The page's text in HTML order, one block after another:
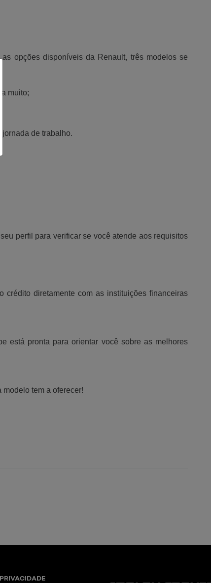
as opções disponíveis da Renault, três modelos se
muito;
de trabalho.
perfil para verificar se você atende aos requisitos
diretamente com as instituições financeiras
está pronta para orientar você sobre as melhores
tem a oferecer!